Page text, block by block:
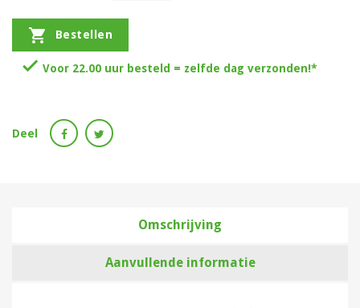
 Bestellen
 Voor 22.00 uur besteld = zelfde dag verzonden!*
Deel
Omschrijving
Aanvullende informatie